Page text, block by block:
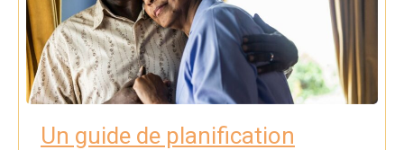
Un guide de planification